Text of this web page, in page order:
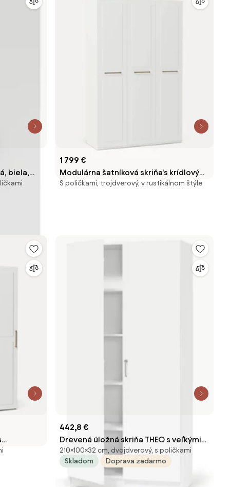
biela,
1 799 €
Modulárna šatníková skriňa's krídlovými
dverami Charlotte, Š 150 cm, rôzne
S poličkami, trojdverový, v rustikálnom štýle
Š 150
442,8 €
Drevená úložná skriňa THEO s veľkými
plnými dverami, 1000x320x2100 mm,
biela
210×100×32 cm, dvojdverový, s poličkami
Skladom
Doprava zadarmo